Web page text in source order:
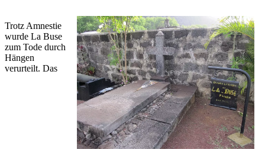
Trotz Amnestie
wurde La Buse
zum Tode durch
Hängen
verurteilt. Das